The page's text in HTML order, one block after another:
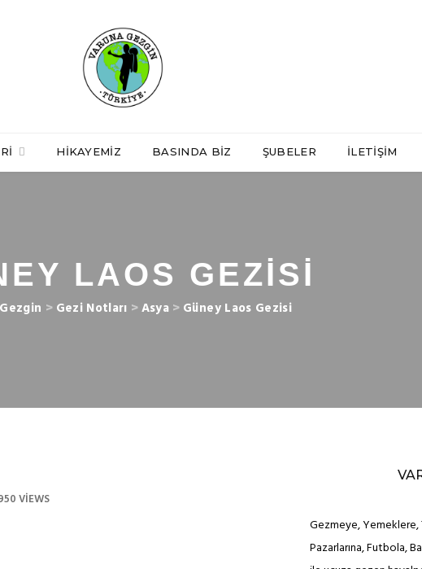
HIKAYEMIZ BASINDA BIZ ŞUBELER İLETIŞIM
LAOS GEZISI
> Gezi Notları >Asya > Güney Laos Gezisi
VIEWS
Gezmeye,
Pazarlarına, Futbola,